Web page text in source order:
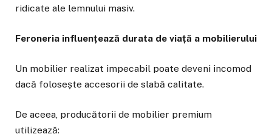
ridicate ale lemnului masiv.
Feroneria influențează durata de viață a mobilierului
Un mobilier realizat impecabil poate deveni incomod
dacă folosește accesorii de slabă calitate.
De aceea, producătorii de mobilier premium
utilizează: